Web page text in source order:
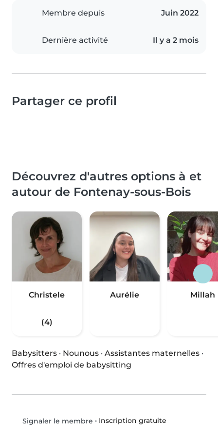
Membre depuis Juin 2022
Dernière activité Il y a 2 mois
Partager ce profil
Découvrez d'autres options à et
autour de Fontenay-sous-Bois
Christele
(4)
Aurélie Millah
Babysitters · Nounous · Assistantes maternelles ·
Offres d'emploi de babysitting
Signaler le membre • Inscription gratuite